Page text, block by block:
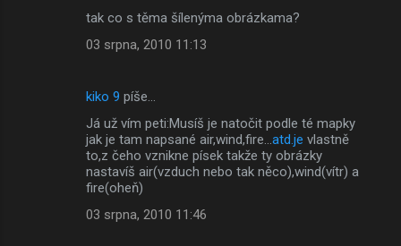
tak co s těma šílenýma obrázkama?
03 srpna, 2010 11:13
kiko 9 píše…
Já už vím peti:Musíš je natočit podle té mapky
jak je tam napsané air,wind,fire... atd.je vlastně
to,z čeho vznikne písek takže ty obrázky
nastavíš air(vzduch nebo tak něco),wind(vítr) a
fire(oheň)
03 srpna, 2010 11:46